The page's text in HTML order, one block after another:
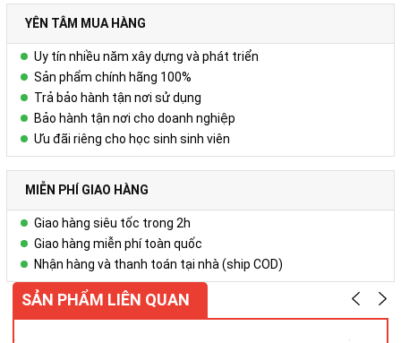
YÊN TÂM MUA HÀNG
Uy tín nhiều năm xây dựng và phát triển
Sản phẩm chính hãng 100%
Trả bảo hành tận nơi sử dụng
Bảo hành tận nơi cho doanh nghiệp
Ưu đãi riêng cho học sinh sinh viên
MIỄN PHÍ GIAO HÀNG
Giao hàng siêu tốc trong 2h
Giao hàng miễn phí toàn quốc
Nhận hàng và thanh toán tại nhà (ship COD)
SẢN PHẨM LIÊN QUAN